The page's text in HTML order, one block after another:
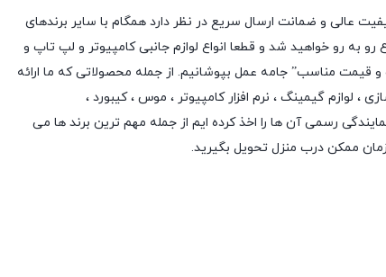
عالی و ضمانت ارسال سریع در نظر دارد همگام با سایر برندهای
به رو خواهید شد و قطعا انواع لوازم جانبی کامپیوتر و لپ تاپ و
و قیمت مناسب” جامه عمل بپوشانیم. از جمله محصولاتی که ما ارائه
، لوازم گیمینگ ، نرم افزار کامپیوتر ، موس ،کیبورد ،
رسمی آن ها را اخذ کرده ایم از جمله مهم ترین برند ها می
ممکن درب منزل تحویل بگیرید.